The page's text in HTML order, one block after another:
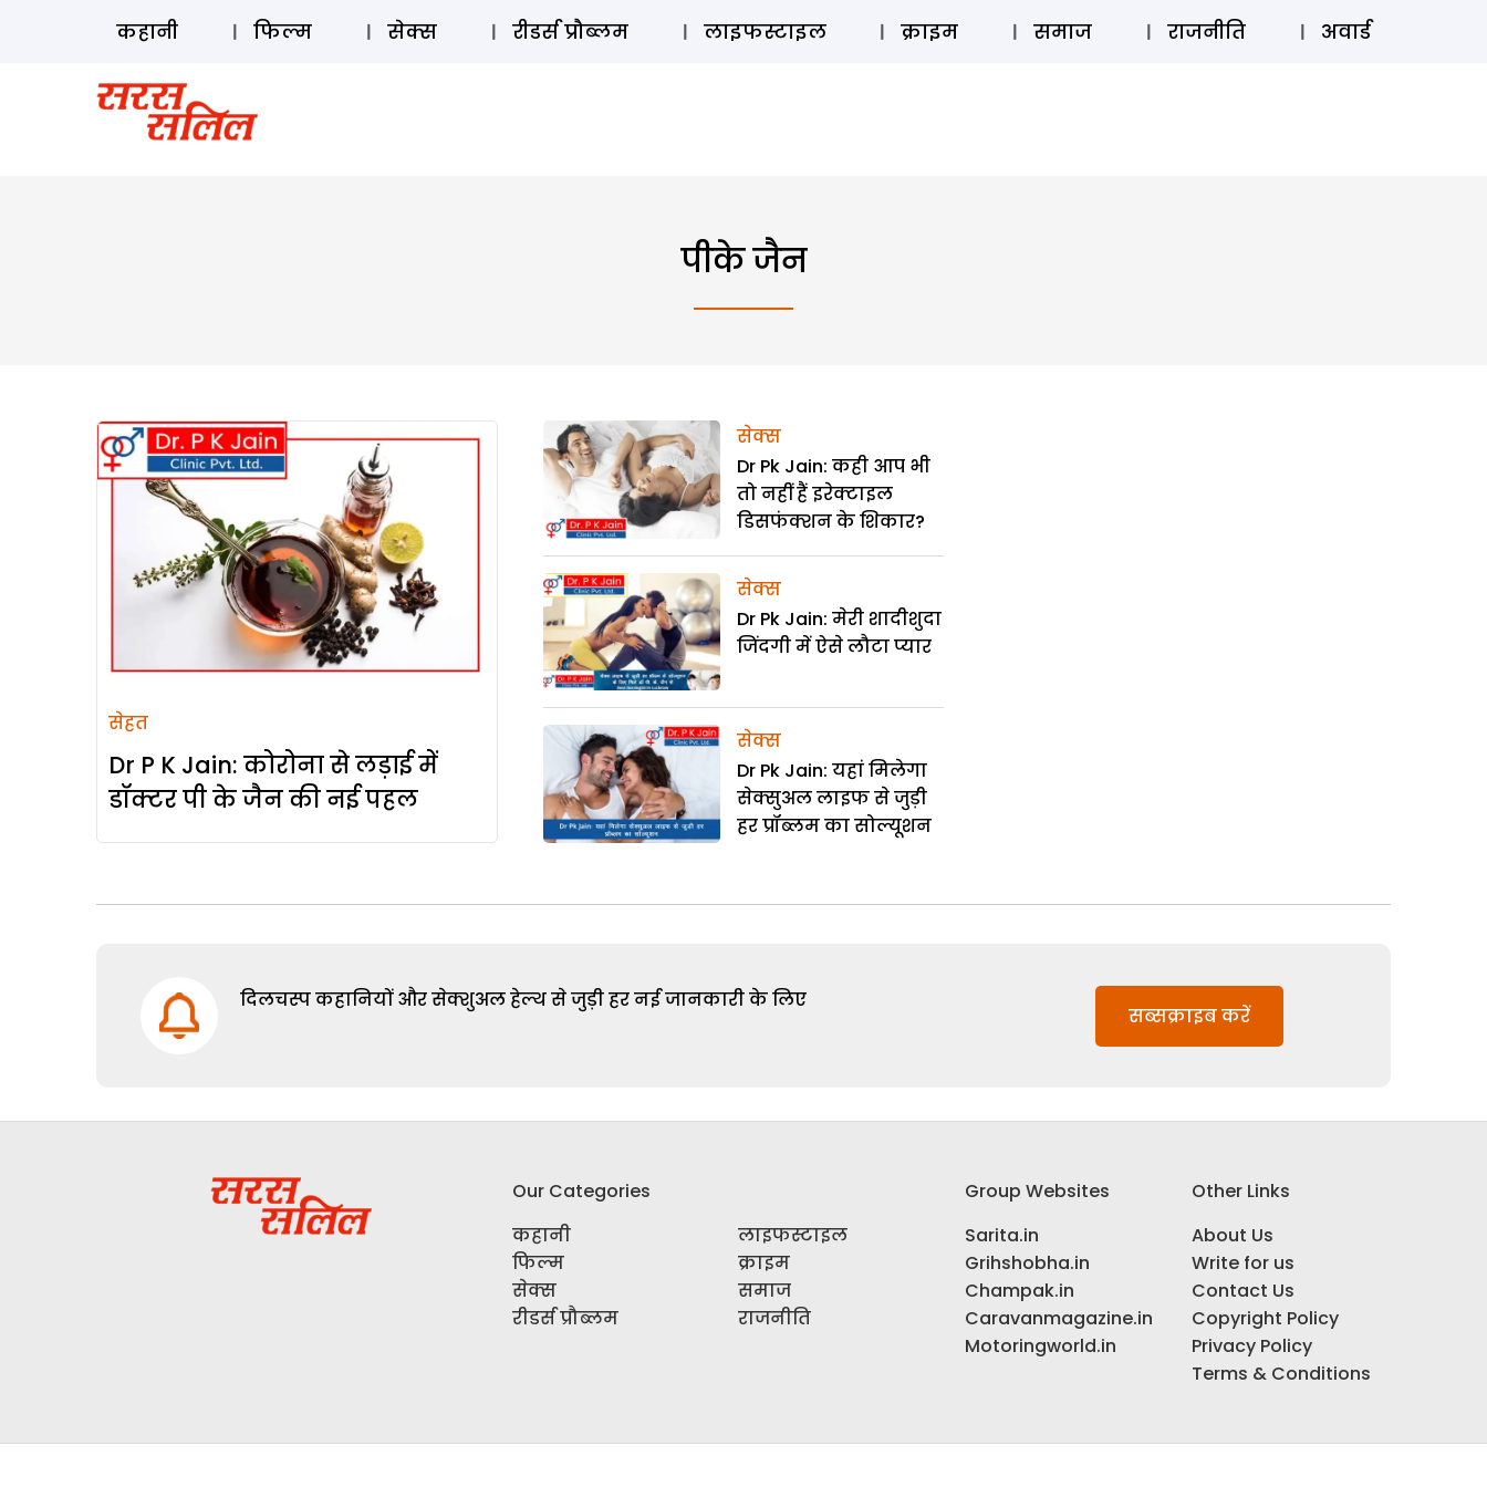
ऑडियो स्टोरी लॉग इन ⚲ SUBSCRIBE
कहानी फिल्म सेक्स रीडर्स प्रौब्लम लाइफस्टाइल क्राइम समाज राजनीति अवार्ड
पीके जैन
सेहत
Dr P K Jain: कोरोना से लड़ाई में
डॉक्टर पी के जैन की नई पहल
सेक्स
Dr Pk Jain: कही आप भी
तो नहीं हैं इरेक्टाइल
डिसफंक्शन के शिकार?
सेक्स
Dr Pk Jain: मेरी शादीशुदा
जिंदगी में ऐसे लौटा प्यार
सेक्स
Dr Pk Jain: यहां मिलेगा
सेक्सुअल लाइफ से जुड़ी
हर प्रॉब्लम का सोल्यूशन
दिलचस्प कहानियों और सेक्शुअल हेल्थ से जुड़ी हर नई जानकारी के लिए
सब्सक्राइब करें
Our Categories
कहानी
फिल्म
सेक्स
रीडर्स प्रौब्लम
लाइफस्टाइल
क्राइम
समाज
राजनीति
Group Websites
Sarita.in
Grihshobha.in
Champak.in
Caravanmagazine.in
Motoringworld.in
Other Links
About Us
Write for us
Contact Us
Copyright Policy
Privacy Policy
Terms & Conditions